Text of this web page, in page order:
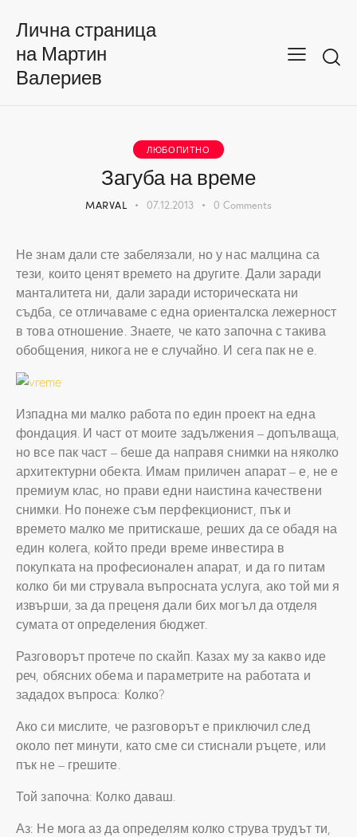
Лична страница
на Мартин
Валериев
ЛЮБОПИТНО
Загуба на време
MARVAL 07.12.2013 0 Comments
Не знам дали сте забелязали, но у нас малцина са
тези, които ценят времето на другите. Дали заради
манталитета ни, дали заради историческата ни
съдба, се отличаваме с една ориенталска лежерност
в това отношение. Знаете, че като започна с такива
обобщения, никога не е случайно. И сега пак не е.
Изпадна ми малко работа по един проект на една
фондация. И част от моите задължения – допълваща,
но все пак част – беше да направя снимки на няколко
архитектурни обекта. Имам приличен апарат – е, не е
премиум клас, но прави едни наистина качествени
снимки. Но понеже съм перфекционист, пък и
времето малко ме притискаше, реших да се обадя на
един колега, който преди време инвестира в
покупката на професионален апарат, и да го питам
колко би ми струвала въпросната услуга, ако той ми я
извърши, за да преценя дали бих могъл да отделя
сумата от определения бюджет.
Разговорът протече по скайп. Казах му за какво иде
реч, обясних обема и параметрите на работата и
зададох въпроса: Колко?
Ако си мислите, че разговорът е приключил след
около пет минути, като сме си стиснали ръцете, или
пък не – грешите.
Той започна: Колко даваш.
Аз: Не мога аз да определям колко струва трудът ти,